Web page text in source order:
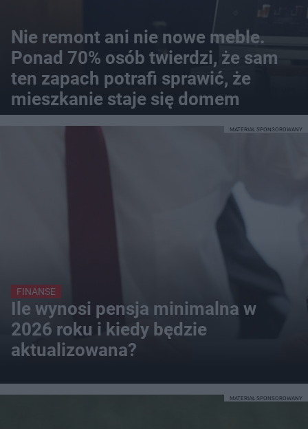
Nie remont ani nie nowe meble.
Ponad 70% osób twierdzi, że sam
ten zapach potrafi sprawić, że
mieszkanie staje się domem
FINANSE
Ile wynosi pensja minimalna w
2026 roku i kiedy będzie
aktualizowana?
MATERIAŁ SPONSOROWANY
MATERIAŁ SPONSOROWANY